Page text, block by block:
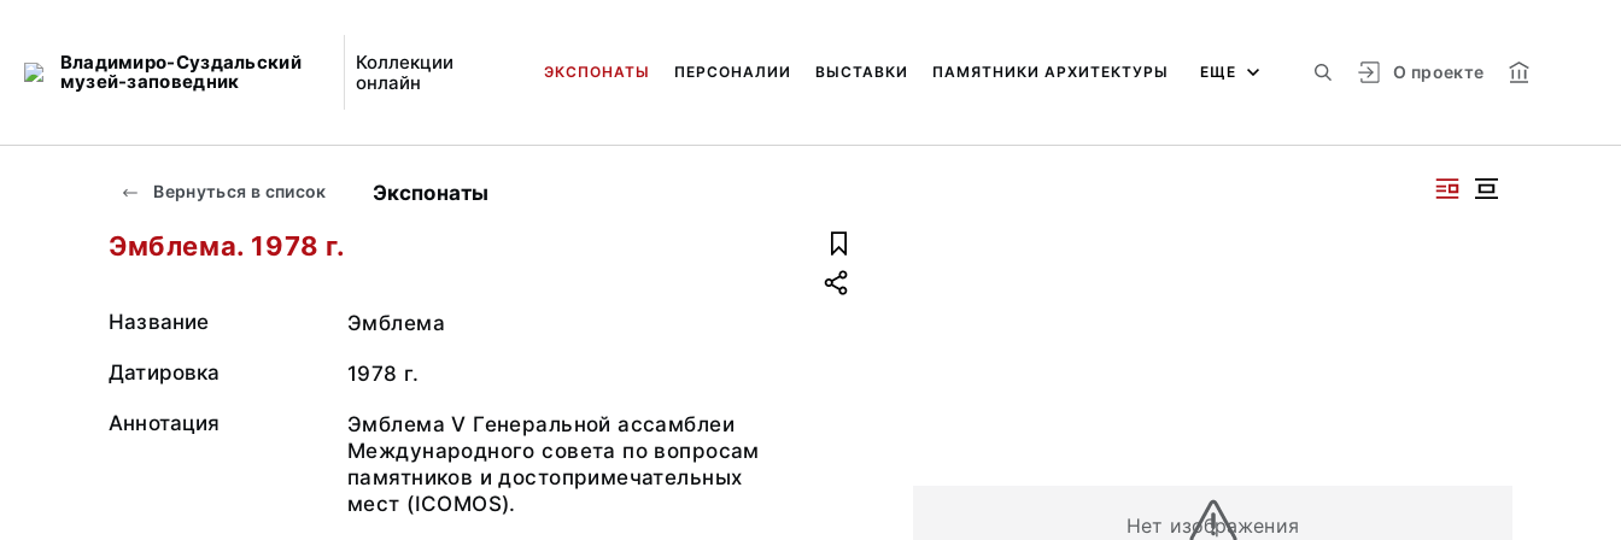
Владимиро-Суздальский
музей-заповедник
Коллекции
онлайн
О проекте
ЭКСПОНАТЫ ПЕРСОНАЛИИ ВЫСТАВКИ ПАМЯТНИКИ АРХИТЕКТУРЫ ЕЩЕ
Вернуться в список Экспонаты
Нет изображения
Эмблема. 1978 г.
Название Эмблема
Датировка 1978 г.
Аннотация
Эмблема V Генеральной ассамблеи
Международного совета по вопросам
памятников и достопримечательных
мест (ICOMOS).